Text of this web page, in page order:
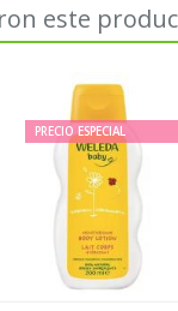
este
PRECIO ESPECIAL